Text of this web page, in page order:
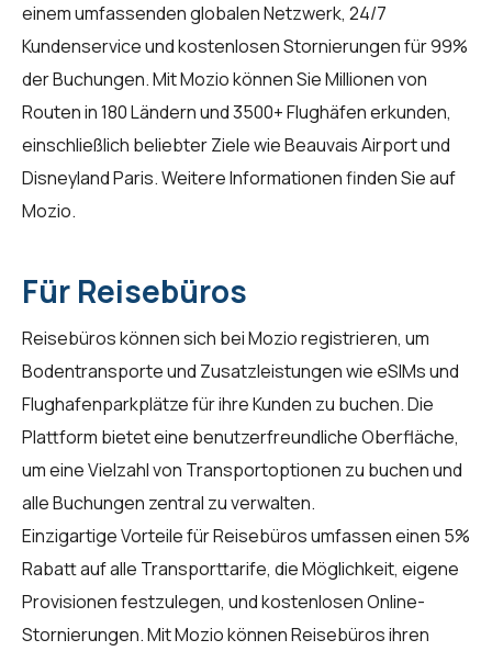
einem umfassenden globalen Netzwerk, 24/7
Kundenservice und kostenlosen Stornierungen für 99%
der Buchungen. Mit Mozio können Sie Millionen von
Routen in 180 Ländern und 3500+ Flughäfen erkunden,
einschließlich beliebter Ziele wie Beauvais Airport und
Disneyland Paris. Weitere Informationen finden Sie auf
Mozio.
Für Reisebüros
Reisebüros können sich bei Mozio registrieren, um
Bodentransporte und Zusatzleistungen wie eSIMs und
Flughafenparkplätze für ihre Kunden zu buchen. Die
Plattform bietet eine benutzerfreundliche Oberfläche,
um eine Vielzahl von Transportoptionen zu buchen und
alle Buchungen zentral zu verwalten.
Einzigartige Vorteile fürReisebürosumfassen einen 5%
Rabatt auf alle Transporttarife, die Möglichkeit, eigene
Provisionen festzulegen, und kostenlosen Online-
Stornierungen. Mit Mozio können Reisebüros ihren